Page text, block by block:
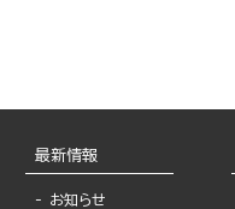
最新情報
お知らせ